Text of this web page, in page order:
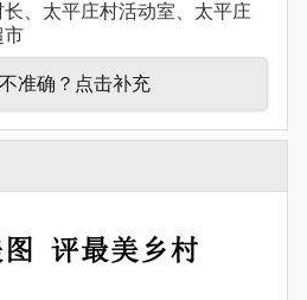
、太平庄村活动室、太平庄
市
准确？点击补充